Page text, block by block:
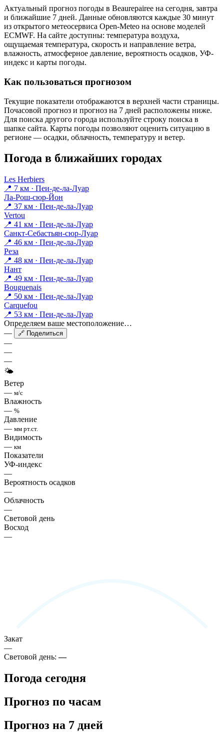
Актуальный прогноз погоды в Beaurepaireе на сегодня, завтра
и ближайшие 7 дней. Данные обновляются каждые 30 минут
из открытого метеосервиса Open-Meteo на основе моделей
ECMWF. На сайте доступны: температура воздуха,
ощущаемая температура, скорость и направление ветра,
влажность, атмосферное давление, вероятность осадков, УФ-
индекс и карты погоды.
Как пользоваться прогнозом
Текущие показатели отображаются в верхней части страницы.
Почасовой прогноз и прогноз на 7 дней расположены ниже.
Для поиска другого города используйте строку поиска в
шапке сайта. Карты погоды позволяют оценить ситуацию в
регионе — осадки, облачность, температуру и ветер.
Погода в ближайших городах
Les Herbiers
📍 7 км · Пеи-де-ла-Луар
Ла-Рош-сюр-Йон
📍 37 км · Пеи-де-ла-Луар
Vertou
📍 41 км · Пеи-де-ла-Луар
Санкт-Себастьян-сюр-Луар
📍 46 км · Пеи-де-ла-Луар
Реза
📍 48 км · Пеи-де-ла-Луар
Нант
📍 49 км · Пеи-де-ла-Луар
Bouguenais
📍 50 км · Пеи-де-ла-Луар
Carquefou
📍 53 км · Пеи-де-ла-Луар
Определяем ваше местоположение…
—
🔗 Поделиться
—
—
—
🌤
Ветер
— м/с
Влажность
— %
Давление
— мм рт.ст.
Видимость
— км
Показатели
УФ-индекс
—
Вероятность осадков
—
Облачность
—
Световой день
Восход
—
Закат
—
Световой день:—
Погода сегодня
Прогноз по часам
Прогноз на 7 дней